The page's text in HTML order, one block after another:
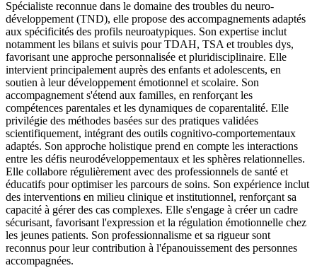
Spécialiste reconnue dans le domaine des troubles du neuro-
développement (TND), elle propose des accompagnements adaptés
aux spécificités des profils neuroatypiques. Son expertise inclut
notamment les bilans et suivis pour TDAH, TSA et troubles dys,
favorisant une approche personnalisée et pluridisciplinaire. Elle
intervient principalement auprès des enfants et adolescents, en
soutien à leur développement émotionnel et scolaire. Son
accompagnement s'étend aux familles, en renforçant les
compétences parentales et les dynamiques de coparentalité. Elle
privilégie des méthodes basées sur des pratiques validées
scientifiquement, intégrant des outils cognitivo-comportementaux
adaptés. Son approche holistique prend en compte les interactions
entre les défis neurodéveloppementaux et les sphères relationnelles.
Elle collabore régulièrement avec des professionnels de santé et
éducatifs pour optimiser les parcours de soins. Son expérience inclut
des interventions en milieu clinique et institutionnel, renforçant sa
capacité à gérer des cas complexes. Elle s'engage à créer un cadre
sécurisant, favorisant l'expression et la régulation émotionnelle chez
les jeunes patients. Son professionnalisme et sa rigueur sont
reconnus pour leur contribution à l'épanouissement des personnes
accompagnées.